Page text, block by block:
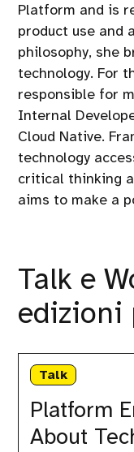
Platform and is
product use and
philosophy, she
technology. For
responsible for
Internal
Cloud Native.
technology
critical thinking
aims to make a
Talk e
edizioni
Talk
Platform
About
Platform
Engineering
About
Tech